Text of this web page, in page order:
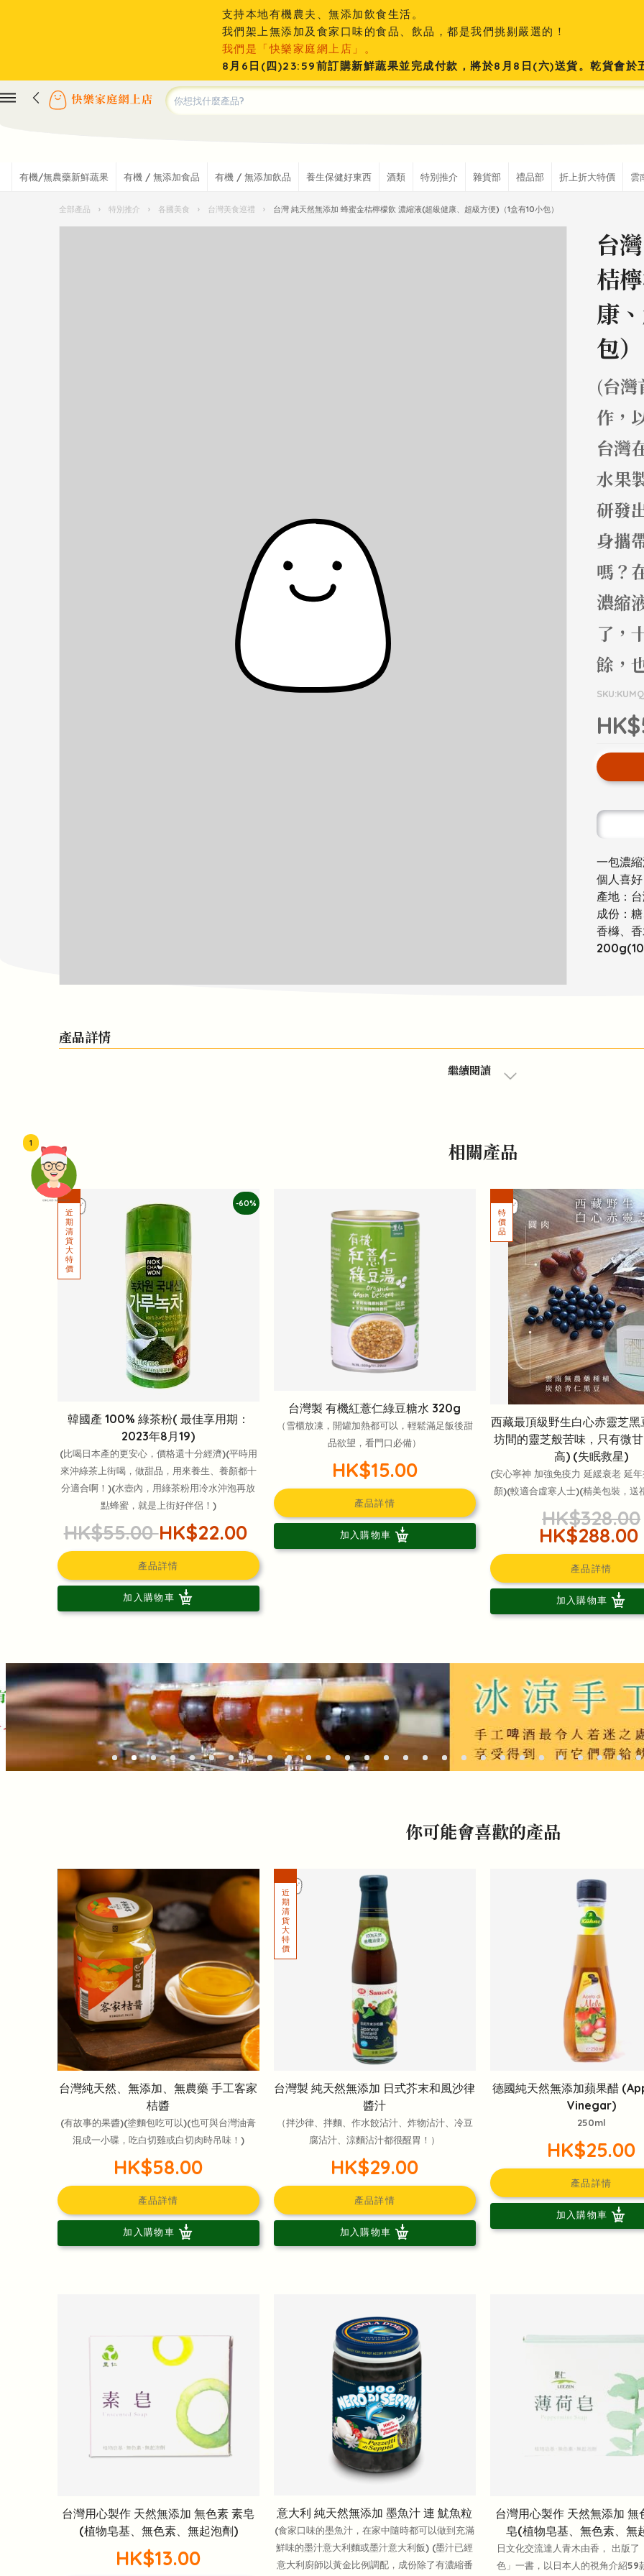
頭像生成器: 快樂家庭網上店
1
支持本地有機農夫、無添加飲食生活。
我們架上無添加及食家口味的食品、飲品，都是我們挑剔嚴選的！
我們是「快樂家庭網上店」。
8月6日(四)23:59前訂購新鮮蔬果並完成付款，將於8月8日(六)送貨。乾貨會於
有機/無農藥新鮮蔬果 有機 / 無添加食品 有機 / 無添加飲品 養生保健好東西 酒類 特別推介 雜貨部 禮品部 折上折大特價 雲
全部產品 › 特別推介 › 各國美食 › 台灣美食巡禮 › 台灣 純天然無添加 蜂蜜金桔檸檬飲 濃縮液(超級健康、超級方便)（1盒有10小包）
台
桔
康
包）
(台灣
作，
台灣
水果
研發
身攜
嗎？
濃縮
了，
餘，
一包濃
個人喜
產地：
成份：
香櫞、
產品詳情
繼續閱讀
相關產品
-60%
韓國產 100% 綠茶粉( 最佳享用期：
2023年8月19)
(比喝日本產的更安心，價格還十分經濟)(平時用
來沖綠茶上街喝，做甜品，用來養生、養顏都十
分適合啊！)(水壺內，用綠茶粉用冷水沖泡再放
點蜂蜜，就是上街好伴侶！)
HK$55.00HK$22.00
產品詳情
加入購物車
台灣製 有機紅薏仁綠豆糖水 320g
（雪櫃放凍，開罐加熱都可以，輕鬆滿足飯後甜
品欲望，看門口必備）
HK$15.00
產品詳情
加入購物車
西藏最頂級野生白心赤靈芝
坊間的靈芝般苦味，只有微
高) (失眠救星)
(安心寧神 加強免疫力 延緩衰老 延
顏)(較適合虛寒人士)(精美包裝，送
HK$328.00
HK$288.00
產品詳情
加入購物車
你可能會喜歡的產品
台灣純天然、無添加、無農藥 手工客家
桔醬
(有故事的果醬)(塗麵包吃可以)(也可與台灣油膏
混成一小碟，吃白切雞或白切肉時吊味！)
HK$58.00
產品詳情
加入購物車
台灣製 純天然無添加 日式芥末和風沙律
醬汁
（拌沙律、拌麵、作水餃沾汁、炸物沾汁、冷豆
腐沾汁、涼麵沾汁都很醒胃！）
HK$29.00
產品詳情
加入購物車
德國純天然無添加蘋果醋
Vinegar)
250ml
HK$25.00
產品詳情
加入購物車
台灣用心製作 天然無添加 無色素 素皂
(植物皂基、無色素、無起泡劑)
HK$13.00
意大利 純天然無添加 墨魚汁 連 魷魚粒
(食家口味的墨魚汁，在家中隨時都可以做到充滿
鮮味的墨汁意大利麵或墨汁意大利飯) (墨汁已經
意大利廚師以黃金比例調配，成份除了有濃縮番
台灣用心製作 天然無添加 無
皂(植物皂基、無色素、無
日文化交流達人青木由香， 出版了
色」一書，以日本人的視角介紹59